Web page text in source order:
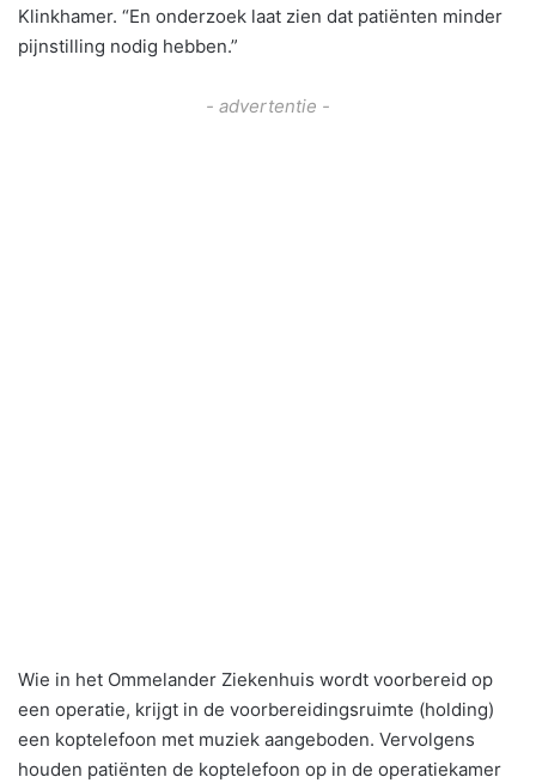
Klinkhamer. “En onderzoek laat zien dat patiënten minder
pijnstilling nodig hebben.”
- advertentie -
Wie in het Ommelander Ziekenhuis wordt voorbereid op
een operatie, krijgt in de voorbereidingsruimte (holding)
een koptelefoon met muziek aangeboden. Vervolgens
houden patiënten de koptelefoon op in de operatiekamer